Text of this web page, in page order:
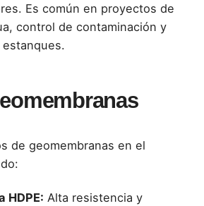
Es común en proyectos de
control de contaminación y
de geomembranas en el
HDPE: Alta resistencia y